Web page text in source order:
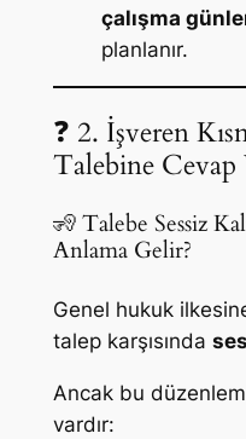
çalışma
planlanır.
❓ 2. İşveren
Talebine
🧏 Talebe Sessiz
Anlama Gelir?
Genel hukuk
talep karşısında
Ancak bu
vardır: